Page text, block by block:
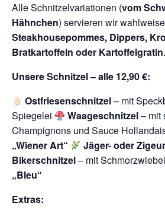
Alle Schnitzelvariationen (vom
Hähnchen) servieren wir
Steakhousepommes, Dippers,
Bratkartoffeln oder Kartoffelgratin.
Unsere Schnitzel – alle 12,90 €:
Ostfriesenschnitzel– mit
Spiegelei
Waageschnitzel– mit
Champignons und Sauce
„Wiener Art“
Jäger- oder
Bikerschnitzel– mit
„Bleu“
Extras: